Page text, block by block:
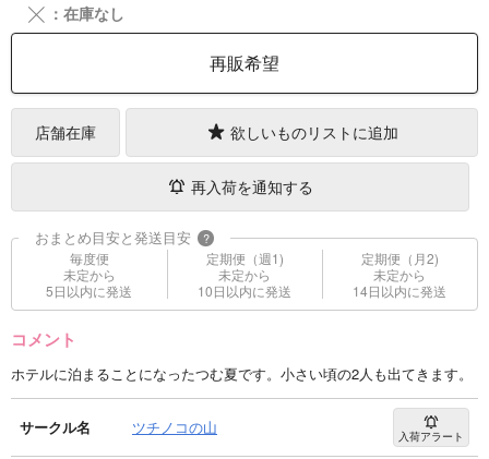
╳ ：在庫なし
再販希望
店舗在庫 欲しいものリストに追加
再入荷を通知する
おまとめ目安と発送目安 ?
毎度便
未定から
5日以内に発送
定期便（週1)
未定から
10日以内に発送
定期便（月2)
未定から
14日以内に発送
コメント
ホテルに泊まることになったつむ夏です。小さい頃の2人も出てきます。
サークル名 ツチノコの山 入荷アラート